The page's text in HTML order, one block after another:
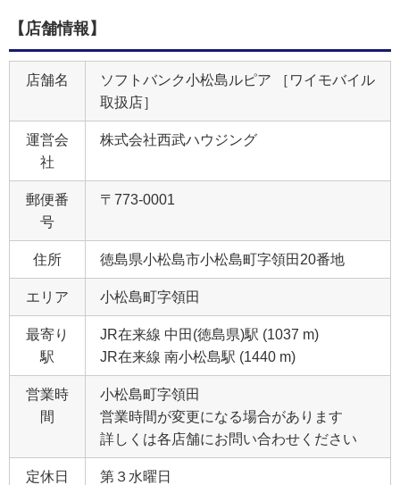
【店舗情報】
店舗名
ソフトバンク小松島ルピア ［ワイモバイル
取扱店］
運営会
社
株式会社西武ハウジング
郵便番
号
〒773-0001
住所 徳島県小松島市小松島町字領田20番地
エリア 小松島町字領田
最寄り
駅
JR在来線 中田(徳島県)駅 (1037 m)
JR在来線 南小松島駅 (1440 m)
営業時
間
小松島町字領田
営業時間が変更になる場合があります
詳しくは各店舗にお問い合わせください
定休日
第３水曜日